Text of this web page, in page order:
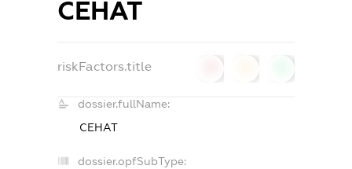
СЕНАТ
riskFactors.title
dossier.fullName:
СЕНАТ
dossier.opfSubType: